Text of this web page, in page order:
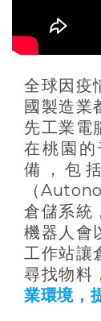
全球因疫
國製造業
先工業電
在桃園
備，包
（
倉儲系統
機器人會
工作站讓
尋找物料
業環境，